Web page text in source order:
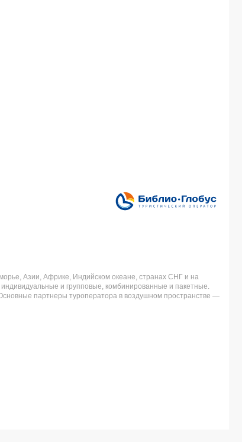
Азии, Африке, Индийском океане, странах СНГ и на
и групповые, комбинированные и пакетные.
партнеры туроператора в воздушном пространстве —